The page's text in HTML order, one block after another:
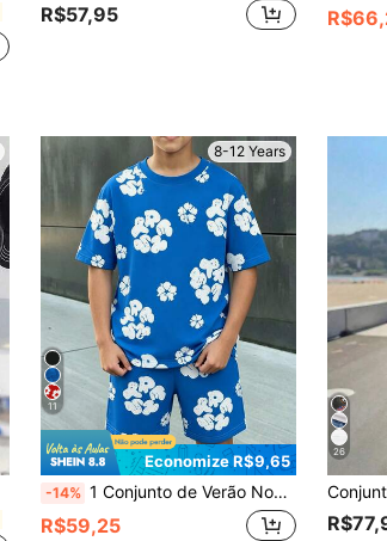
R$57,95
8-12 Years
11
Economize R$9,65
-14% 1 Conjunto de Verão Novo com Estampa Fresca para Meninos Pré-Adolescentes, Conjunto de 2 Peças, Cor Azul Royal Chamativa, Moda Casual Versátil, Perfeito para Uso Diário, Escola, Passeios de Férias. Combinação Multi-Cenário, Um Look com Múltiplos Estilos para Criar Diversos Estilos de Verão, Ótimo para Fotos, Conjunto Premium para Meninos, Presente Atencioso e Prático.
R$59,25
26